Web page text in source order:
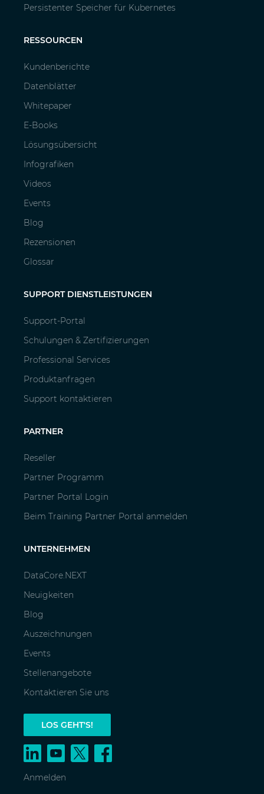
Persistenter Speicher für Kubernetes
RESSOURCEN
Kundenberichte
Datenblätter
Whitepaper
E-Books
Lösungsübersicht
Infografiken
Videos
Events
Blog
Rezensionen
Glossar
SUPPORT DIENSTLEISTUNGEN
Support-Portal
Schulungen & Zertifizierungen
Professional Services
Produktanfragen
Support kontaktieren
PARTNER
Reseller
Partner Programm
Partner Portal Login
Beim Training Partner Portal anmelden
UNTERNEHMEN
DataCore.NEXT
Neuigkeiten
Blog
Auszeichnungen
Events
Stellenangebote
Kontaktieren Sie uns
LOS GEHT'S!
Anmelden